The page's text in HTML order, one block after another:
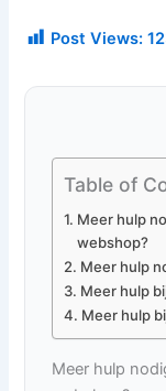
Post Views:
Table of
Meer hulp
webshop?
Meer hulp
Meer hulp
Meer hulp
Meer hulp